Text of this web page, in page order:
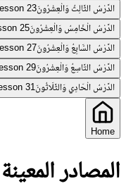
الدَّرْسُ الثَّالِثُ وَالْعِشْرُونَLesson 23
الدَّرْسُ الْخَامِسُ وَالْعِشْرُونَ25
الدَّرْسُ السَّابِعُ وَالْعِشْرُونَLesson 27
الدَّرْسُ التَّاسِعُ وَالْعِشْرُونَ29
الدَّرْسُ الْحَادِي وَالثَّلَاثُونَ 31
Home
المصادر